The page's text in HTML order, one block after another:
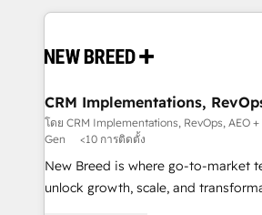
making this the official home for all
and system integrations powered by
trainers to drive platform adoption. 📈 Revenue
Generation - Full-funnel marketing and high-
performance advertising via Point
Expert deployment of Breeze AI
to automate growth. 🏆 Elite Excellence - 8 platform
CRM Implementations,
Demand Gen
โดย CRM Implementations, RevOps, AEO
Gen
<10 การติดตั้ง
New Breed is where go-to-market
unlock growth, scale, and